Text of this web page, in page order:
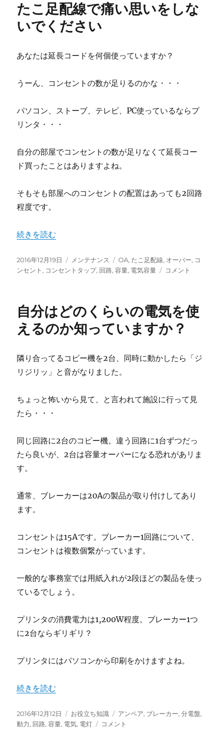
たこ足配線で痛い思いをしな
いでください
あなたは延長コードを何個使っていますか？
うーん、コンセントの数が足りるのかな・・・
パソコン、ストーブ、テレビ、PC使っているならプ
リンタ・・・
自分の部屋でコンセントの数が足りなくて延長コー
ド買ったことはありますよね。
そもそも部屋へのコンセントの配置はあっても2回路
程度です。
“たこ足配線で痛い思いをしないでください” の
続きを読む
投
稿
2016年12月19日
カ
テ
メンテナンス
タ
グ
OA, たこ足配線, オーバー, コ
ンセント , コンセントタップ, 回路,容量, 電気容量
た
線
痛
い
い
さ
い
コメント
自分はどのくらいの電気を使
えるのか知っていますか？
隣り合ってるコピー機を2台、同時に動かしたら「ジ
リジリッ」と音がなりました。
ちょっと怖いから見て、と言われて施設に行って見
たら・・・
同じ回路に2台のコピー機。違う回路に1台ずつだっ
たら良いが、2台は容量オーバーになる恐れがあリま
す。
通常、ブレーカーは20Aの製品が取り付けしてあり
ます。
コンセントは15Aです。ブレーカー1回路について、
コンセントは複数個繋がっています。
一般的な事務室では用紙入れが2段ほどの製品を使っ
ているでしょう。
プリンタの消費電力は1,200W程度。ブレーカー1つ
に2台ならギリギリ？
プリンタにはパソコンから印刷をかけますよね。
“自分はどのくらいの電気を使えるのか知っていますか？
続きを読む
投
稿
2016年12月12日
カ
テ
お役立ち知識
タ
グ
アンペア, ブレーカー,分電盤,
動力, 回路,容量, 電気, 電灯
自
コメント